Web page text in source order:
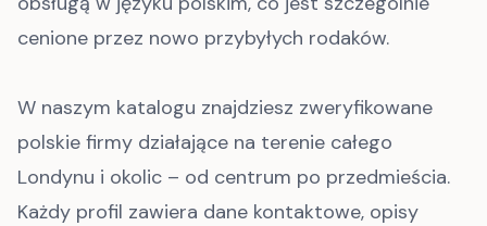
cenione przez nowo przybyłych rodaków.
W naszym katalogu znajdziesz zweryfikowane
polskie firmy działające na terenie całego
Londynu i okolic – od centrum po przedmieścia.
Każdy profil zawiera dane kontaktowe, opisy